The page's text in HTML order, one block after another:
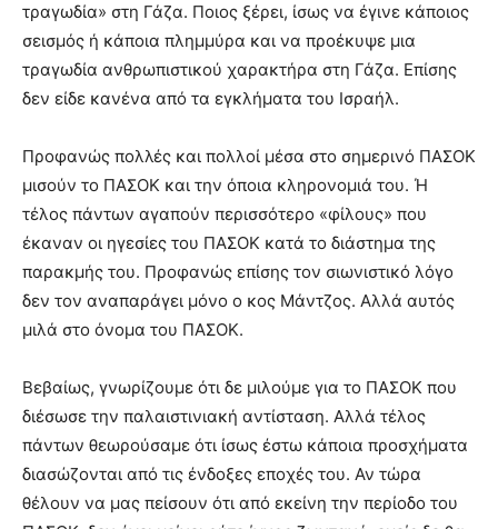
τραγωδία» στη Γάζα. Ποιος ξέρει, ίσως να έγινε κάποιος
σεισμός ή κάποια πλημμύρα και να προέκυψε μια
τραγωδία ανθρωπιστικού χαρακτήρα στη Γάζα. Επίσης
δεν είδε κανένα από τα εγκλήματα του Ισραήλ.
Προφανώς πολλές και πολλοί μέσα στο σημερινό ΠΑΣΟΚ
μισούν το ΠΑΣΟΚ και την όποια κληρονομιά του. Ή
τέλος πάντων αγαπούν περισσότερο «φίλους» που
έκαναν οι ηγεσίες του ΠΑΣΟΚ κατά το διάστημα της
παρακμής του. Προφανώς επίσης τον σιωνιστικό λόγο
δεν τον αναπαράγει μόνο ο κος Μάντζος. Αλλά αυτός
μιλά στο όνομα του ΠΑΣΟΚ.
Βεβαίως, γνωρίζουμε ότι δε μιλούμε για το ΠΑΣΟΚ που
διέσωσε την παλαιστινιακή αντίσταση. Αλλά τέλος
πάντων θεωρούσαμε ότι ίσως έστω κάποια προσχήματα
διασώζονται από τις ένδοξες εποχές του. Αν τώρα
θέλουν να μας πείσουν ότι από εκείνη την περίοδο του